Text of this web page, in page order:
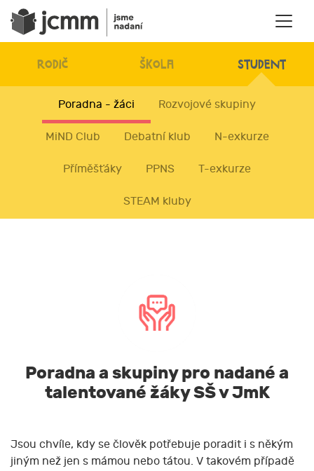
RODIČ ŠKOLA STUDENT
Poradna - žáci Rozvojové skupiny
MiND Club Debatní klub N-exkurze
Příměšťáky PPNS T-exkurze
STEAM kluby
Poradna a skupiny pro nadané a
talentované žáky SŠ v JmK
Jsou chvíle, kdy se člověk potřebuje poradit i s někým
jiným než jen s mámou nebo tátou. V takovém případě